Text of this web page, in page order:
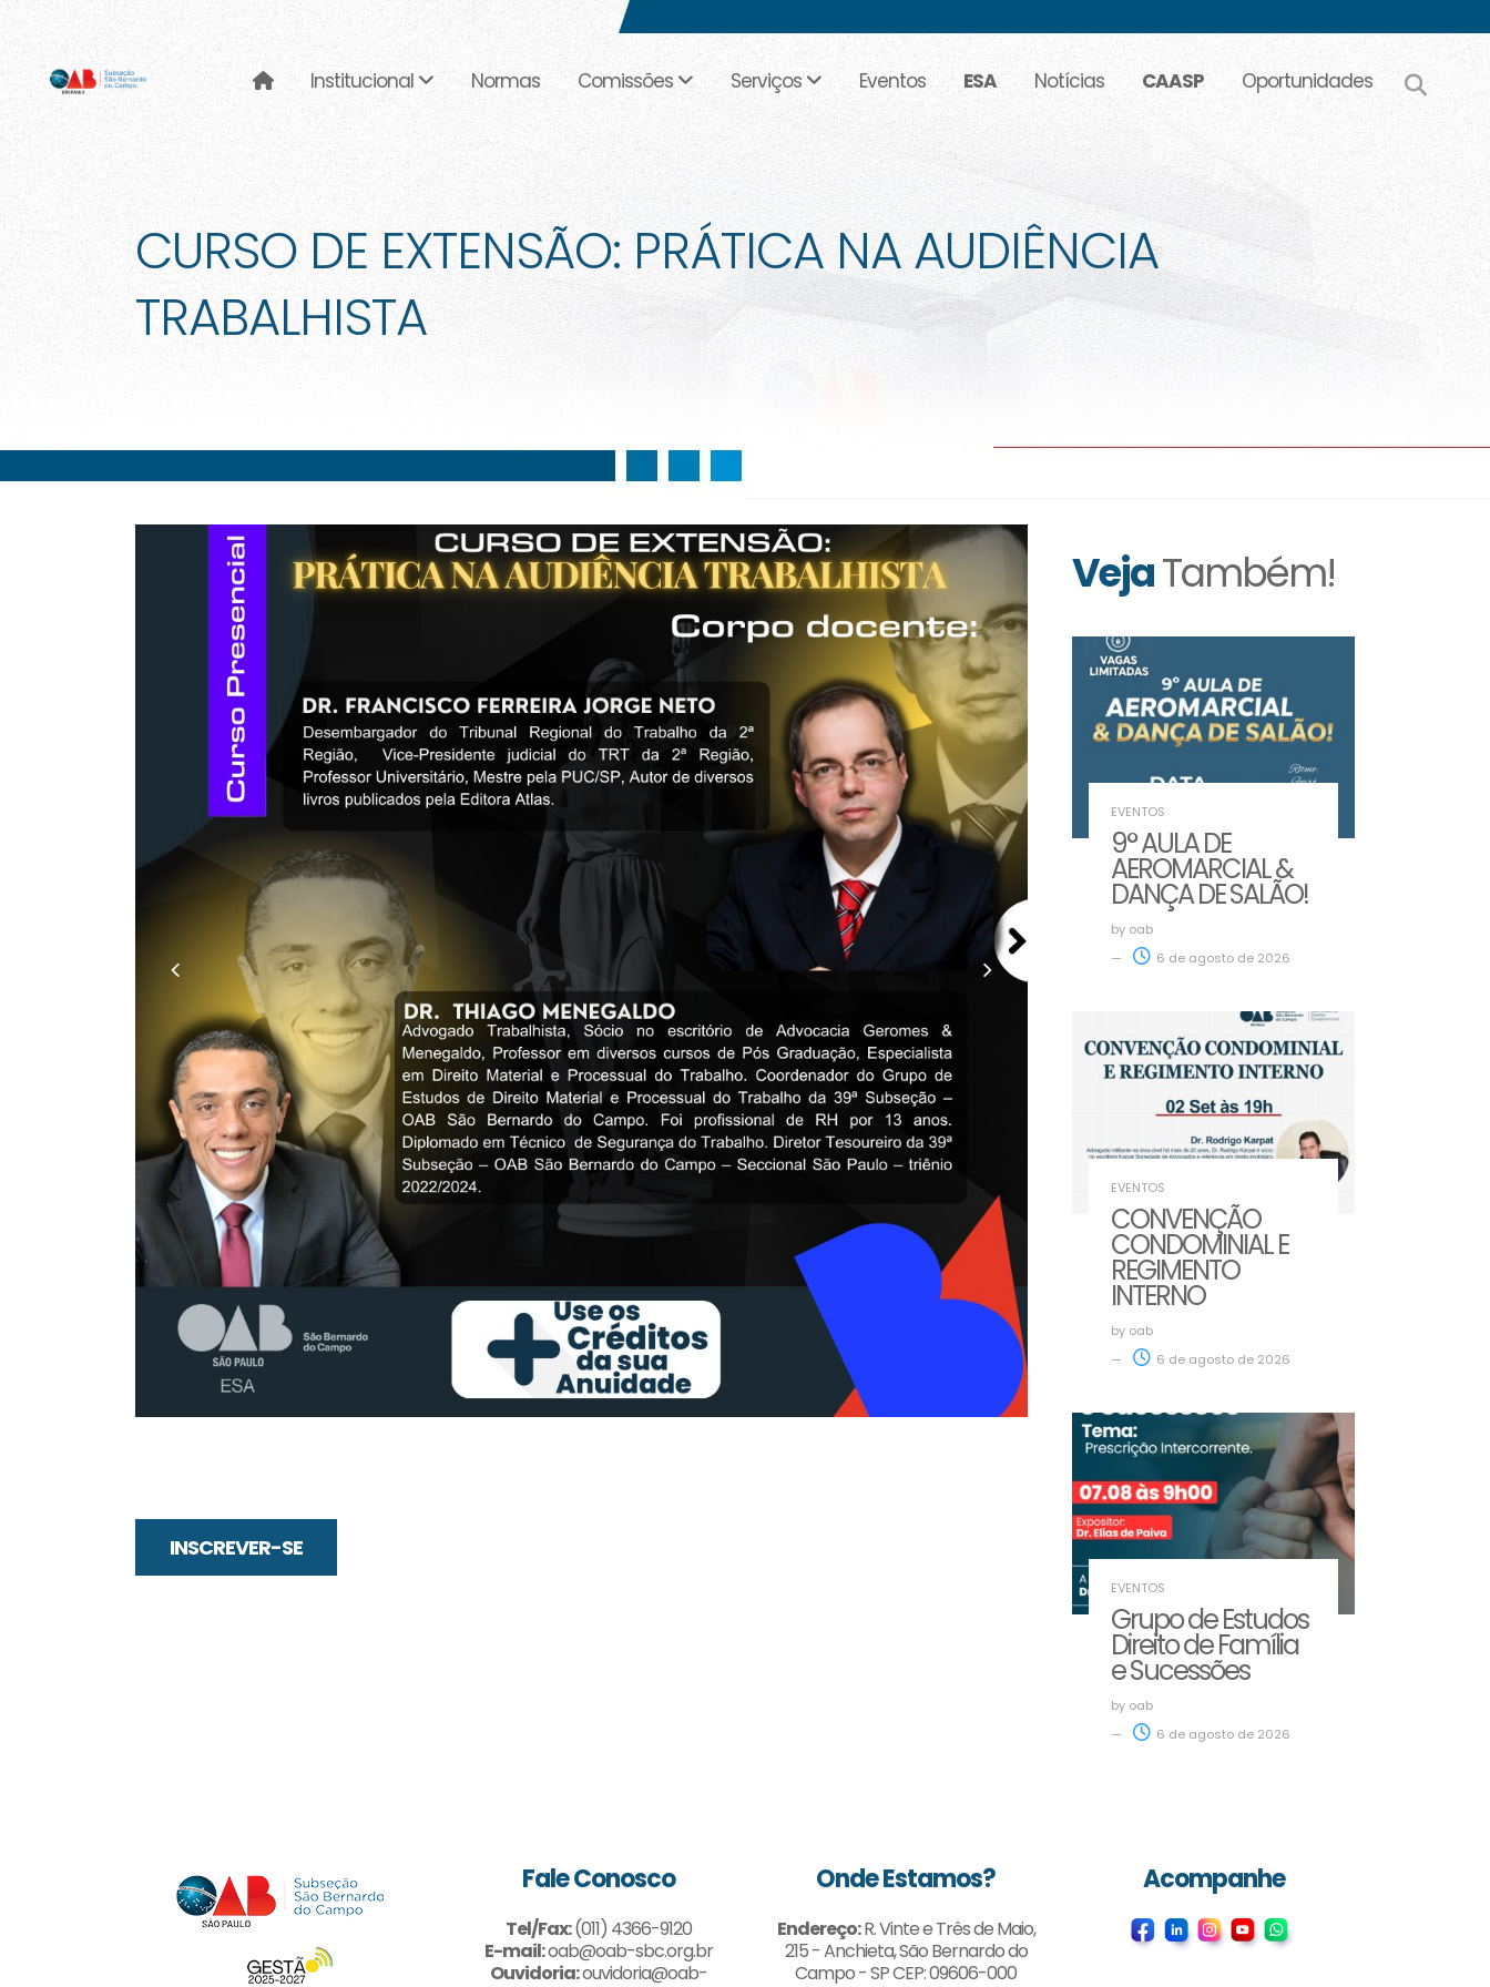
Institucional Normas Comissões Serviços Eventos ESA Notícias CAASP Oportunidades
CURSO DE EXTENSÃO: PRÁTICA NA AUDIÊNCIA
TRABALHISTA
INSCREVER-SE
VejaTambém!
EVENTOS
9° AULA DE
AEROMARCIAL &
DANÇA DE SALÃO!
by oab
6 de agosto de 2026
EVENTOS
CONVENÇÃO
CONDOMINIAL E
REGIMENTO
INTERNO
by oab
6 de agosto de 2026
EVENTOS
Grupo de Estudos
Direito de Família
e Sucessões
by oab
6 de agosto de 2026
Fale Conosco
Tel/Fax:(011) 4366-9120
E-mail:oab@oab-sbc.org.br
Ouvidoria:ouvidoria@oab-
Onde Estamos?
Endereço:R. Vinte e Três de Maio,
215 - Anchieta, São Bernardo do
Campo - SP CEP: 09606-000
Acompanhe